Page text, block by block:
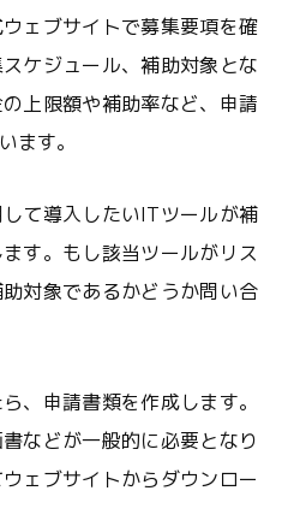
ェブサイトで募集要項を確
ケジュール、補助対象とな
上限額や補助率など、申請
ます。
て導入したいITツールが補
す。もし該当ツールがリス
対象であるかどうか問い合
、申請書類を作成します。
などが一般的に必要となり
ェブサイトからダウンロー